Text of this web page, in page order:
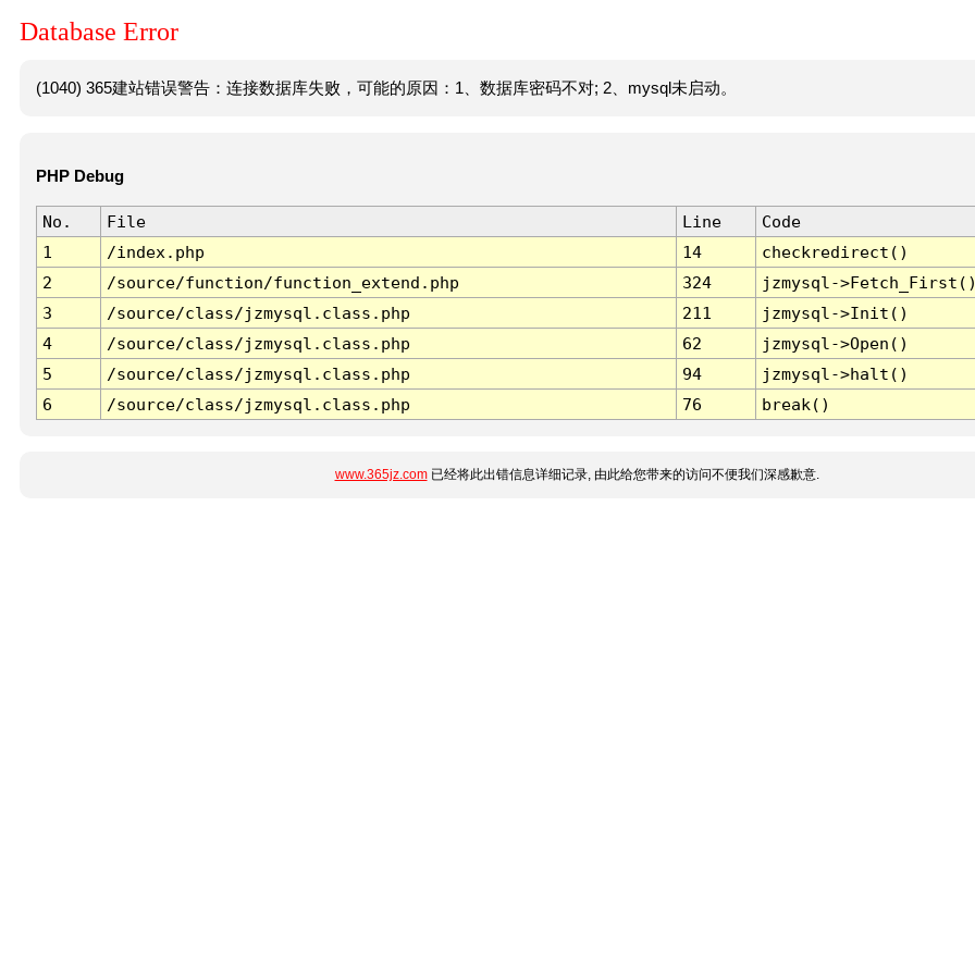
Database Error
(1040) 365建站错误警告：连接数据库失败，可能的原因：1、数据库密码不对; 2、mysql未启动。
PHP Debug
No. File Line
Code
1
/index.php 14
checkredirect()
2
/source/function/function_extend.php 324
jzmysql-
3
/source/class/jzmysql.class.php 211
jzmysql->Init()
4
/source/class/jzmysql.class.php 62
jzmysql->Open()
5
/source/class/jzmysql.class.php 94
jzmysql->halt()
6
/source/class/jzmysql.class.php 76 break()
www.365jz.com已经将此出错信息详细记录, 由此给您带来的访问不便我们深感歉意.